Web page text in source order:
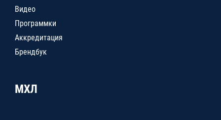
Видео
Программки
Аккредитация
Брендбук
МХЛ